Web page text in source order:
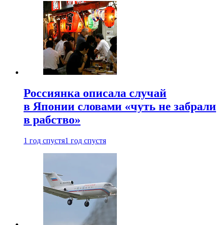
Россиянка описала случай
в Японии словами «чуть не забрали
в рабство»
1 год спустя1 год спустя